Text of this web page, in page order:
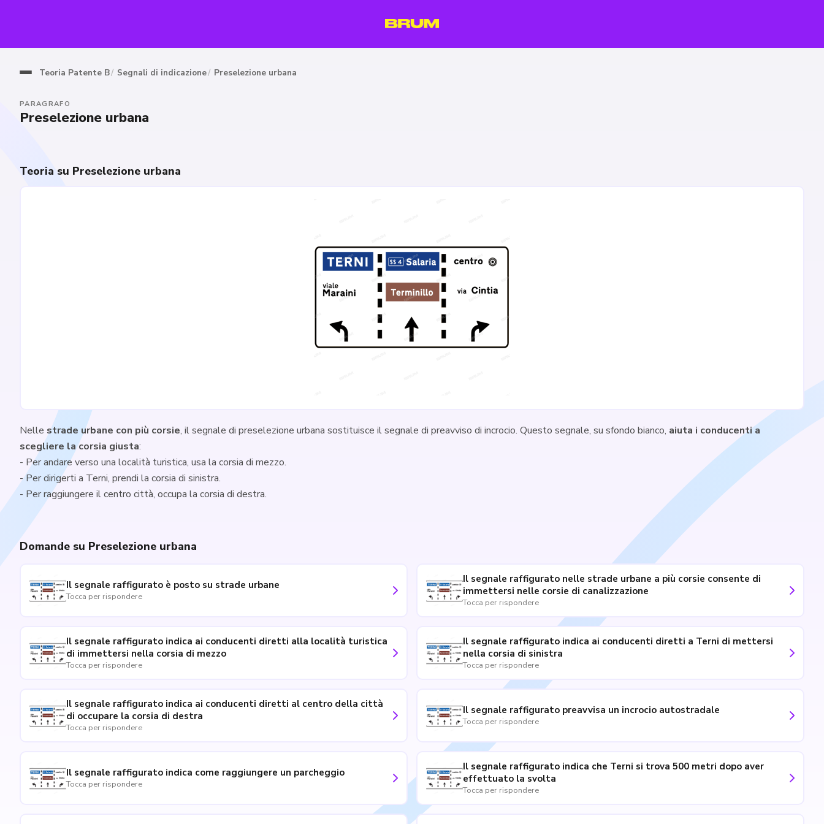
Teoria Patente B Segnali di indicazione Preselezione urbana
PARAGRAFO
Preselezione urbana
Teoria su Preselezione urbana
Nelle strade urbane con più corsie, il segnale di preselezione urbana sostituisce il segnale di preavviso di incrocio. Questo segnale, su sfondo bianco, aiuta i conducenti a
scegliere la corsia giusta:
- Per andare verso una località turistica, usa la corsia di mezzo.
- Per dirigerti a Terni, prendi la corsia di sinistra.
- Per raggiungere il centro città, occupa la corsia di destra.
Domande su Preselezione urbana
Il segnale raffigurato è posto su strade urbane
Tocca per rispondere
Il segnale raffigurato nelle strade urbane a più corsie consente di
immettersi nelle corsie di canalizzazione
Tocca per rispondere
Il segnale raffigurato indica ai conducenti diretti alla località turistica
di immettersi nella corsia di mezzo
Tocca per rispondere
Il segnale raffigurato indica ai conducenti diretti a Terni di mettersi
nella corsia di sinistra
Tocca per rispondere
Il segnale raffigurato indica ai conducenti diretti al centro della città
di occupare la corsia di destra
Tocca per rispondere
Il segnale raffigurato preavvisa un incrocio autostradale
Tocca per rispondere
Il segnale raffigurato indica come raggiungere un parcheggio
Tocca per rispondere
Il segnale raffigurato indica che Terni si trova 500 metri dopo aver
effettuato la svolta
Tocca per rispondere